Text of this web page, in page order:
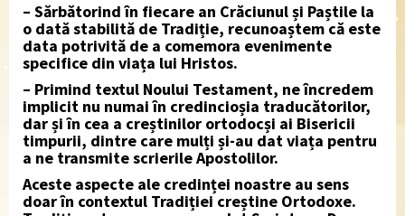
– Sărbătorind în fiecare an Crăciunul și Paștile la
o dată stabilită de Tradiție, recunoaștem că este
data potrivită de a comemora evenimente
specifice din viața lui Hristos.
– Primind textul Noului Testament, ne încredem
implicit nu numai în credincioșia traducătorilor,
dar și în cea a creștinilor ortodocși ai Bisericii
timpurii, dintre care mulți și-au dat viața pentru
a ne transmite scrierile Apostolilor.
Aceste aspecte ale credinței noastre au sens
doar în contextul Tradiției creștine Ortodoxe.